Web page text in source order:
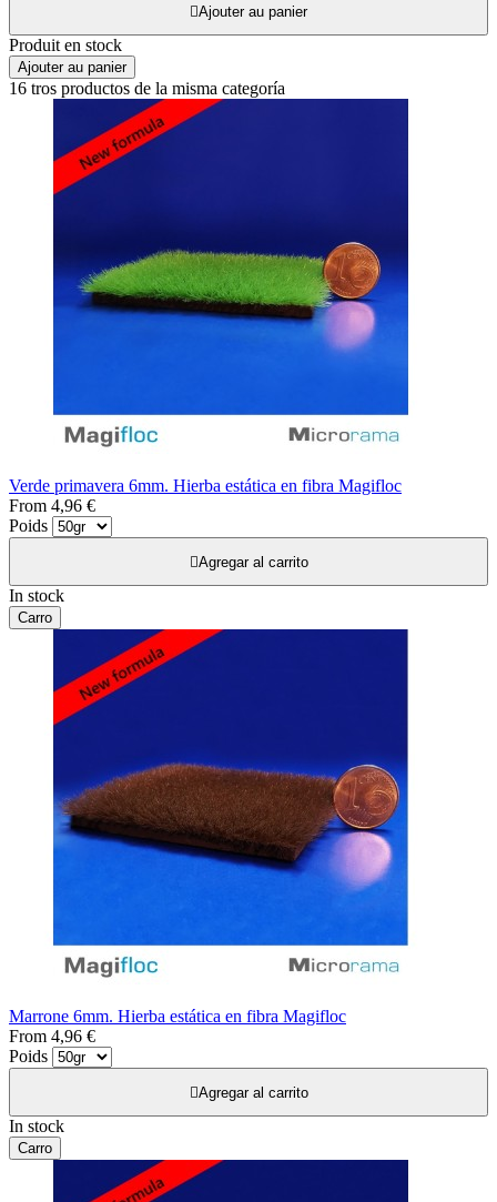
Ajouter au panier
Produit en stock
Ajouter au panier
16 tros productos de la misma categoría
Verde primavera 6mm. Hierba estática en fibra Magifloc
From 4,96 €
Poids
Agregar al carrito
In stock
Carro
Marrone 6mm. Hierba estática en fibra Magifloc
From 4,96 €
Poids
Agregar al carrito
In stock
Carro